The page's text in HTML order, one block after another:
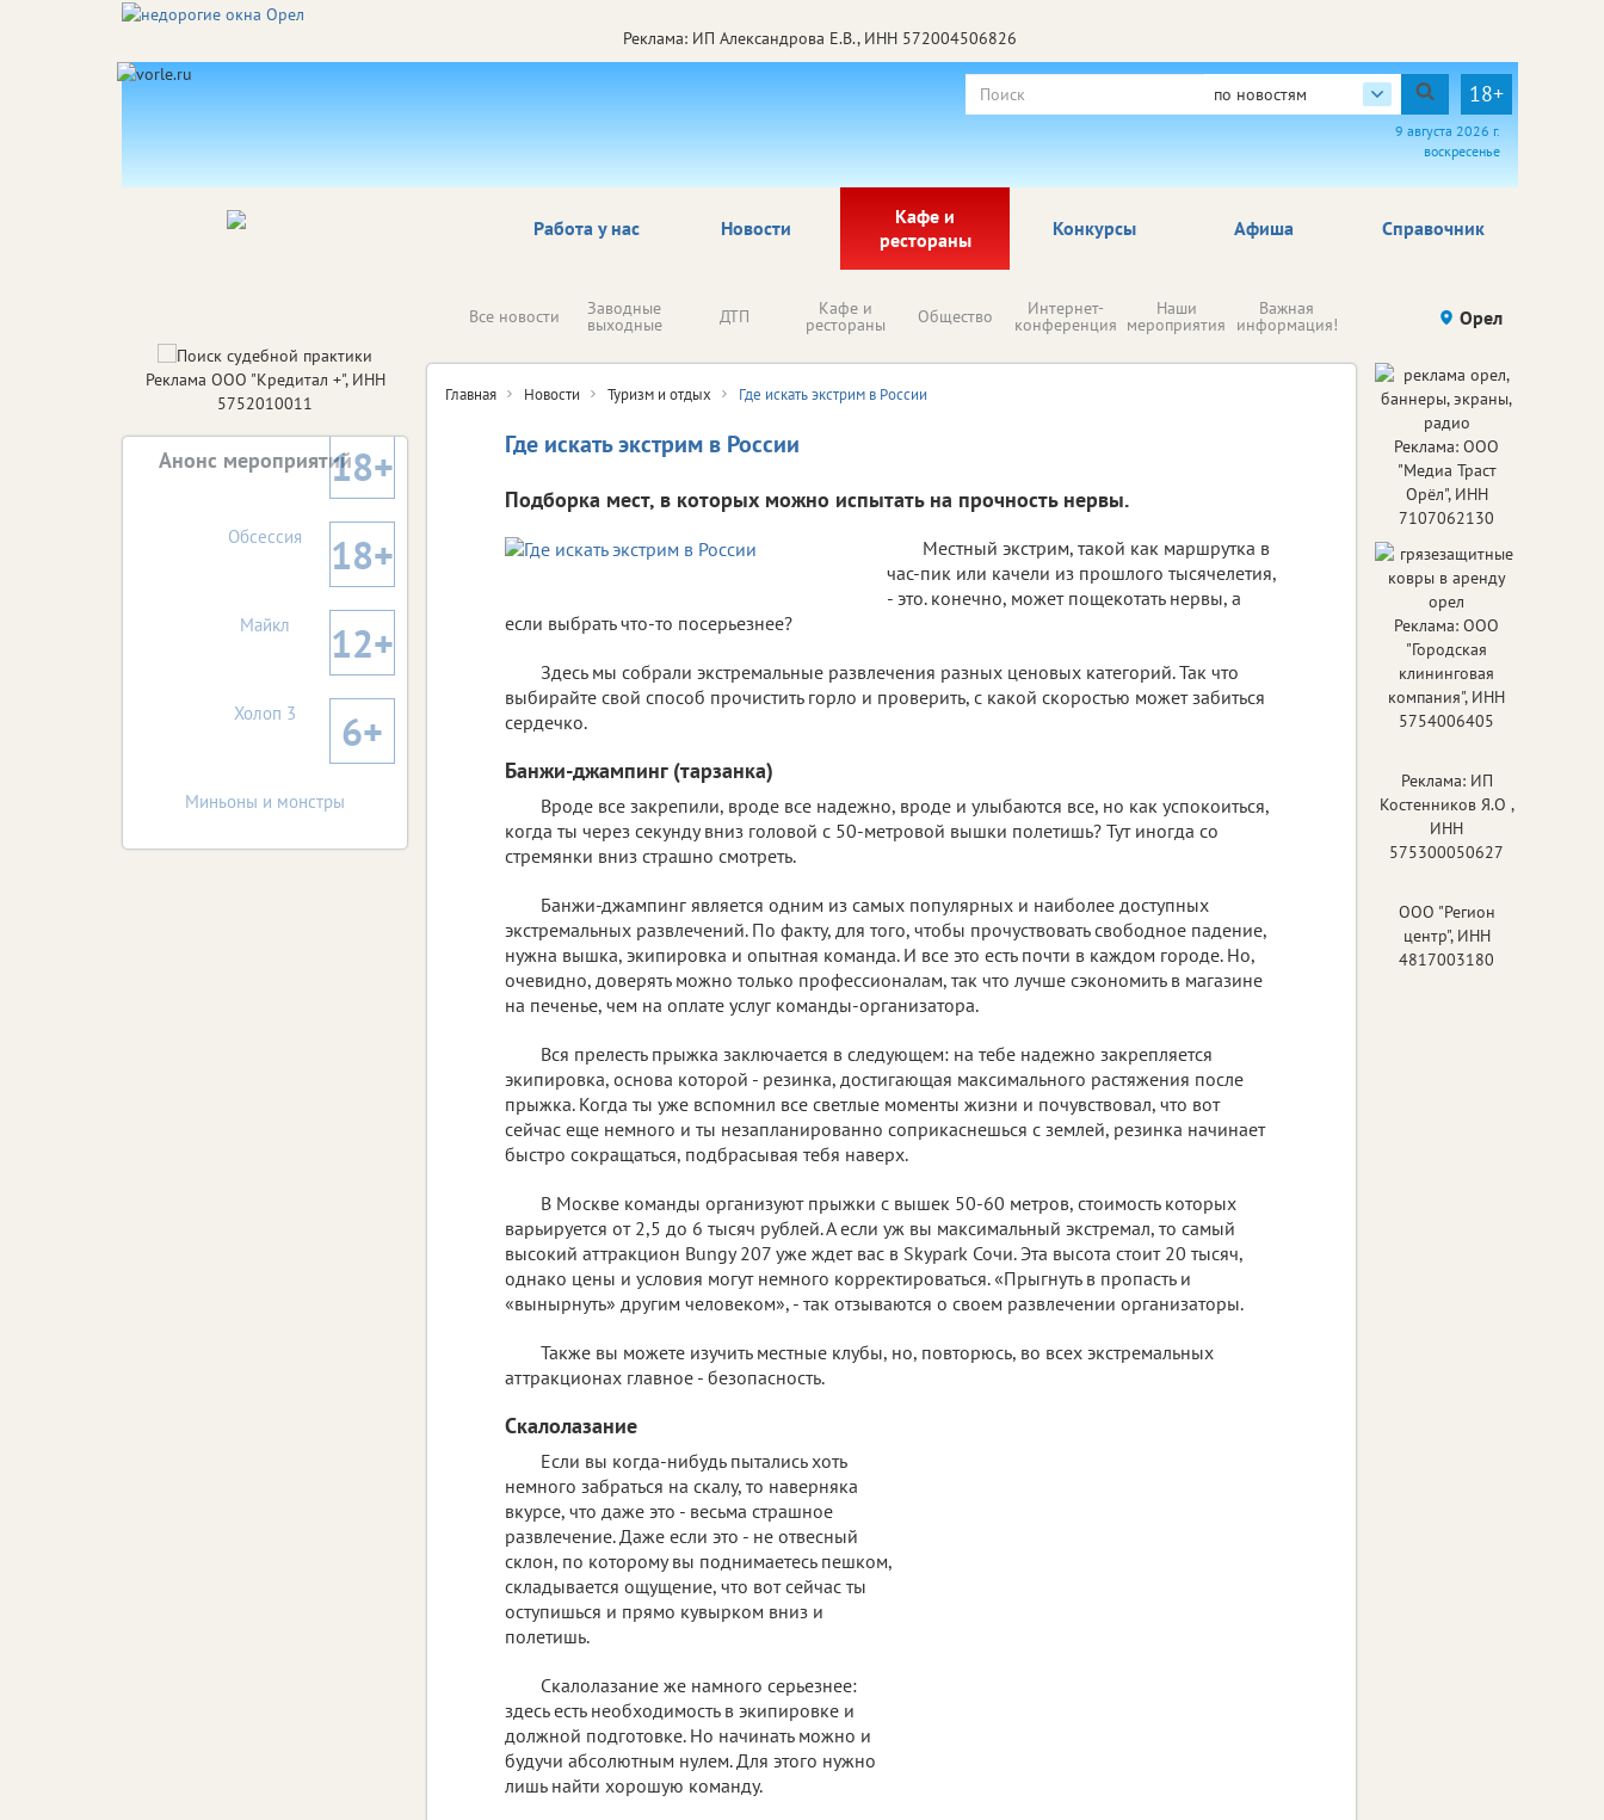
Реклама: ИП Александрова Е.В., ИНН 572004506826
по новостям 18+
9 августа 2026 г.
воскресенье
Работа у нас Новости
Кафе и
рестораны
Афиша Справочник
Конкурсы
Все новости Заводные
выходные ДТП Кафе и
рестораны Общество Интернет-
конференция
Наши
мероприятия
Важная
информация! Происшествия Здоровье
Орел
Главная Новости Туризм и отдых Где искать экстрим в России
Где искать экстрим в России
Подборка мест, в которых можно испытать на прочность нервы.
Местный экстрим, такой как маршрутка в
час-пик или качели из прошлого тысячелетия,
- это. конечно, может пощекотать нервы, а
если выбрать что-то посерьезнее?
Здесь мы собрали экстремальные развлечения разных ценовых категорий. Так что
выбирайте свой способ прочистить горло и проверить, с какой скоростью может забиться
сердечко.
Банжи-джампинг (тарзанка)
Вроде все закрепили, вроде все надежно, вроде и улыбаются все, но как успокоиться,
когда ты через секунду вниз головой с 50-метровой вышки полетишь? Тут иногда со
стремянки вниз страшно смотреть.
Банжи-джампинг является одним из самых популярных и наиболее доступных
экстремальных развлечений. По факту, для того, чтобы прочуствовать свободное падение,
нужна вышка, экипировка и опытная команда. И все это есть почти в каждом городе. Но,
очевидно, доверять можно только профессионалам, так что лучше сэкономить в магазине
на печенье, чем на оплате услуг команды-организатора.
Вся прелесть прыжка заключается в следующем: на тебе надежно закрепляется
экипировка, основа которой - резинка, достигающая максимального растяжения после
прыжка. Когда ты уже вспомнил все светлые моменты жизни и почувствовал, что вот
сейчас еще немного и ты незапланированно соприкаснешься с землей, резинка начинает
быстро сокращаться, подбрасывая тебя наверх.
В Москве команды организуют прыжки с вышек 50-60 метров, стоимость которых
варьируется от 2,5 до 6 тысяч рублей. А если уж вы максимальный экстремал, то самый
высокий аттракцион Bungy 207 уже ждет вас в Skypark Сочи. Эта высота стоит 20 тысяч,
однако цены и условия могут немного корректироваться. «Прыгнуть в пропасть и
«вынырнуть» другим человеком», - так отзываются о своем развлечении организаторы.
Также вы можете изучить местные клубы, но, повторюсь, во всех экстремальных
аттракционах главное - безопасность.
Скалолазание
Если вы когда-нибудь пытались хоть
немного забраться на скалу, то наверняка
вкурсе, что даже это - весьма страшное
развлечение. Даже если это - не отвесный
склон, по которому вы поднимаетесь пешком,
складывается ощущение, что вот сейчас ты
оступишься и прямо кувырком вниз и
полетишь.
Скалолазание же намного серьезнее:
здесь есть необходимость в экипировке и
должной подготовке. Но начинать можно и
будучи абсолютным нулем. Для этого нужно
лишь найти хорошую команду.
Реклама ООО "Кредитал +", ИНН
5752010011
Анонс мероприятий18+
Обсессия 18+
Майкл 12+
Холоп 3 6+
Миньоны и монстры
Реклама: ООО
"Медиа Траст
Орёл", ИНН
7107062130
Реклама: ООО
"Городская
клининговая
компания", ИНН
5754006405
Реклама: ИП
Костенников Я.О ,
ИНН
575300050627
ООО "Регион
центр", ИНН
4817003180